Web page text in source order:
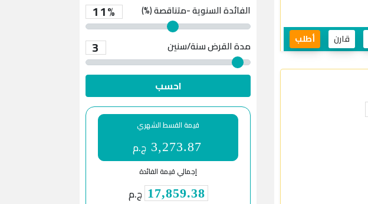
قارن أطلب
الفائدة السنوية -متناقصة (%) 11%
مدة القرض 3 سنة/سنين
احسب
قيمة القسط الشهري
3,273.87 ج.م
إجمالي قيمة الفائدة
17,859.38 ج.م